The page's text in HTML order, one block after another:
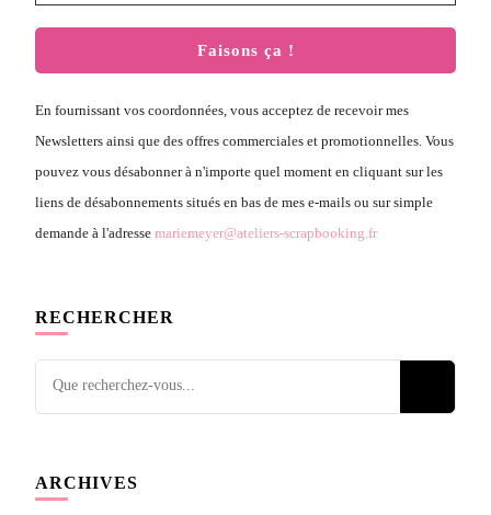
En fournissant vos coordonnées, vous acceptez de recevoir mes
Newsletters ainsi que des offres commerciales et promotionnelles. Vous
pouvez vous désabonner à n'importe quel moment en cliquant sur les
liens de désabonnements situés en bas de mes e-mails ou sur simple
demande à l'adresse mariemeyer@ateliers-scrapbooking.fr
RECHERCHER
Vous
ARCHIVES